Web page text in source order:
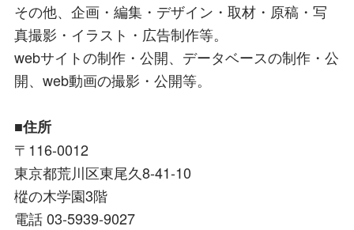
その他、企画・編集・デザイン・取材・原稿・写
真撮影・イラスト・広告制作等。
webサイトの制作・公開、データベースの制作・公
開、web動画の撮影・公開等。
■住所
〒116-0012
東京都荒川区東尾久8-41-10
樅の木学園3階
電話 03-5939-9027